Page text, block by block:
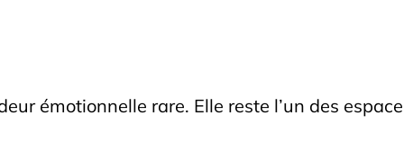
émotionnelle rare. Elle reste l’un des